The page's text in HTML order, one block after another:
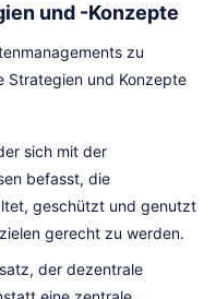
und -Konzepte
zu
Strategien und Konzepte
sich mit der
befasst, die
geschützt und genutzt
gerecht zu werden.
der dezentrale